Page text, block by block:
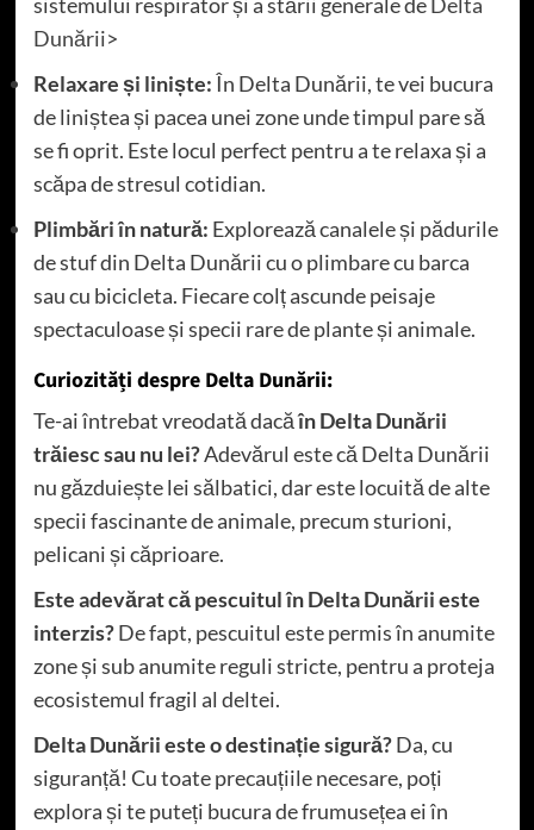
Dunării>
Relaxare și liniște:În Delta Dunării, te vei bucura
de liniștea și pacea unei zone unde timpul pare să
se fi oprit. Este locul perfect pentru a te relaxa și a
scăpa de stresul cotidian.
Plimbări în natură: Explorează canalele și pădurile
de stuf din Delta Dunării cu o plimbare cu barca
sau cu bicicleta. Fiecare colț ascunde peisaje
spectaculoase și specii rare de plante și animale.
Curiozități despre Delta Dunării:
Te-ai întrebat vreodată dacăîn Delta Dunării
trăiesc sau nu lei?Adevărul este că Delta Dunării
nu găzduiește lei sălbatici, dar este locuită de alte
specii fascinante de animale, precum sturioni,
pelicani și căprioare.
Este adevărat că pescuitul în Delta Dunării este
interzis?De fapt, pescuitul este permis în anumite
zone și sub anumite reguli stricte, pentru a proteja
ecosistemul fragil al deltei.
Delta Dunării este o destinație sigură?Da, cu
siguranță! Cu toate precauțiile necesare, poți
explora și te puteți bucura de frumusețea ei în